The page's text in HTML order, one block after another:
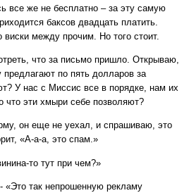
все же не бесплатно – за эту самую
баксов двадцать платить.
между прочим. Но того стоит.
что за письмо пришло. Открываю,
предлагают по пять долларов за
У нас с Миссис все в порядке, нам их
что эти хмыри себе позволяют?
он еще не уехал, и спрашиваю, это
«А-а-а, это спам.»
то тут при чем?»
«Это так непрошенную рекламу